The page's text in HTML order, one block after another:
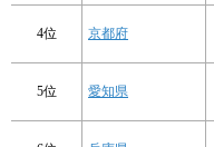
4位 京都府
5位 愛知県